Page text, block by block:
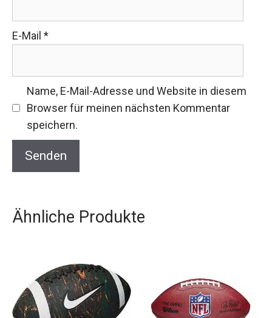
E-Mail *
Name, E-Mail-Adresse und Website in diesem
Browser für meinen nächsten Kommentar
speichern.
Ähnliche Produkte